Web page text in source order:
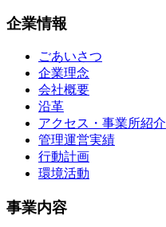
企業情報
ごあいさつ
企業理念
会社概要
沿革
アクセス・事業所紹介
管理運営実績
行動計画
環境活動
事業内容